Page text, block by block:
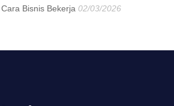
Bisnis Bekerja 02/03/2026